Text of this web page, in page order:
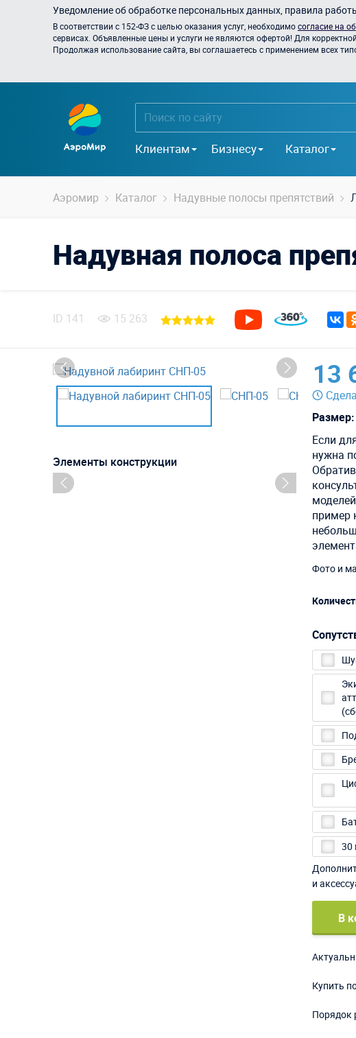
Уведомление об обработке персональных данных, правила
В соответствии с 152-ФЗ с целью оказания услуг, необходимосогласие на
сервисах. Объявленные цены и услуги не являются офертой! Для
Продолжая использование сайта, вы соглашаетесь с применением всех
Клиентам Бизнесу Каталог
Аэромир Каталог Надувные полосы препятствий
Надувная полоса
ID 141 15 263
Элементы конструкции
13
Размер:
Если
нужна
пример
Фото и
и
В
Купить
Порядок